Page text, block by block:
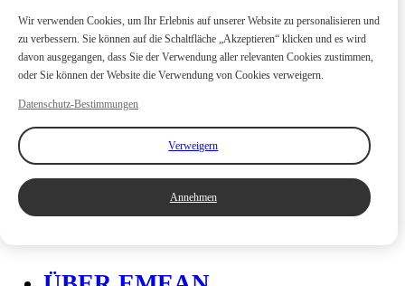
PRODUKTE
Dieselgenerator
Tragbarer Generator Inventar auf den
GENERATOR
Wir verwenden Cookies, um Ihr Erlebnis auf unserer Website zu personalisieren und
zu verbessern. Sie können auf die Schaltfläche „Akzeptieren“ klicken und es wird
davon ausgegangen, dass Sie der Verwendung aller relevanten Cookies zustimmen,
oder Sie können der Website die Verwendung von Cookies verweigern.
Datenschutz-Bestimmungen
Verweigern
Annehmen